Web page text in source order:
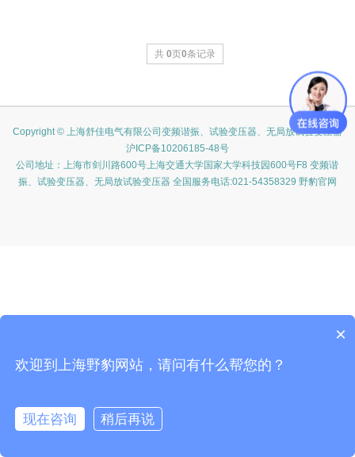
共0页0条记录
Copyright © 上海舒佳电气有限公司变频谐振、试验变压器、无局放试验变压器
沪ICP备10206185-48号
公司地址：上海市剑川路600号上海交通大学国家大学科技园600号F8 变频谐
振、试验变压器、无局放试验变压器 全国服务电话:021-54358329 野豹官网
×
欢迎到上海野豹网站，请问有什么帮您的？
现在咨询
稍后再说
在线咨询